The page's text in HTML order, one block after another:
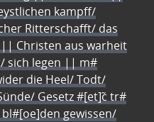
kampff/
Ritterschafft/ das
Christen aus warheit
sich legen || m#
die Heel/ Todt/
Gesetz #[et]c̃ tr#
gewissen/